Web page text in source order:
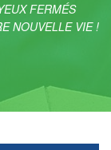
FERMÉS
NOUVELLE VIE !